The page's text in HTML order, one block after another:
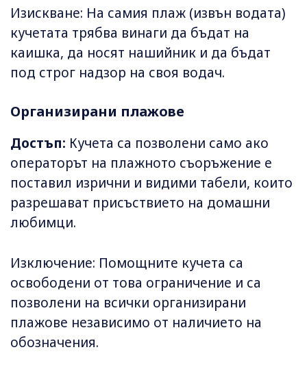
Изискване: На самия плаж (извън водата)
кучетата трябва винаги да бъдат на
каишка, да носят нашийник и да бъдат
под строг надзор на своя водач.
Организирани плажове
Достъп: Кучета са позволени само ако
операторът на плажното съоръжение е
поставил изрични и видими табели, които
разрешават присъствието на домашни
любимци.
Изключение: Помощните кучета са
освободени от това ограничение и са
позволени на всички организирани
плажове независимо от наличието на
обозначения.